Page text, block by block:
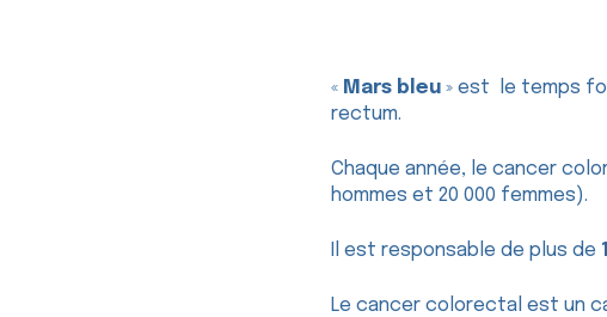
« Mars bleu » est le temps
rectum.
Chaque année, le cancer
hommes et 20 000 femmes).
Il est responsable de plus de
Le cancer colorectal est un